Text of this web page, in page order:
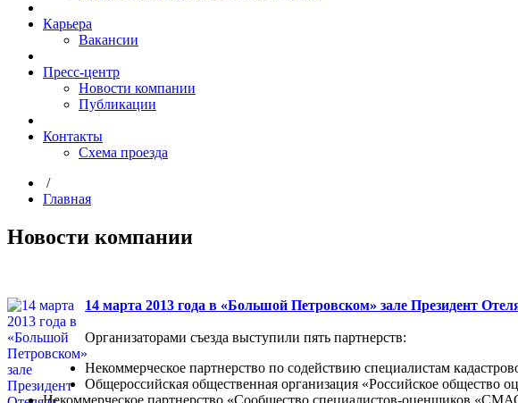
Карьера
Вакансии
Пресс-центр
Новости компании
Публикации
Контакты
Схема проезда
/
Главная
Новости компании
14 марта 2013 года в «Большой Петровском» зале Президент
Организаторами съезда выступили пять партнерств:
Некоммерческое партнерство по содействию специалистам
Общероссийская общественная организация «Российское общество
Некоммерческое партнерство «Сообщество специалистов-оценщиков